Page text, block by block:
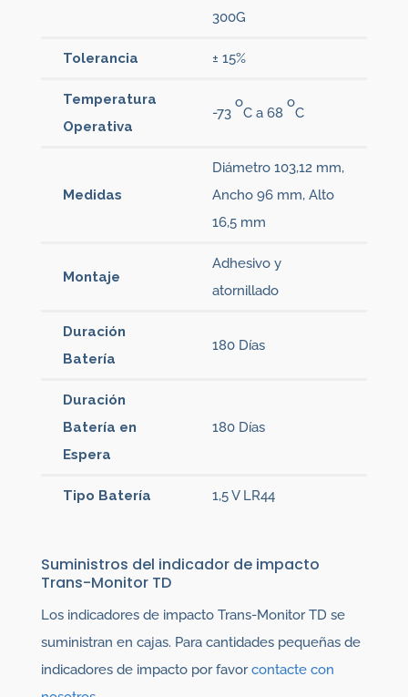
300G
Tolerancia ± 15%
Temperatura
Operativa
-73
o
C a 68
o
C
Medidas
Diámetro 103,12 mm,
Ancho 96 mm, Alto
16,5 mm
Montaje
Adhesivo y
atornillado
Duración
Batería
180 Días
Duración
Batería en
Espera
180 Días
Tipo Batería 1,5 V LR44
Suministros del indicador de impacto
Trans-Monitor TD
Los indicadores de impacto Trans-Monitor TD se
suministran en cajas. Para cantidades pequeñas de
indicadores de impacto por favorcontacte con